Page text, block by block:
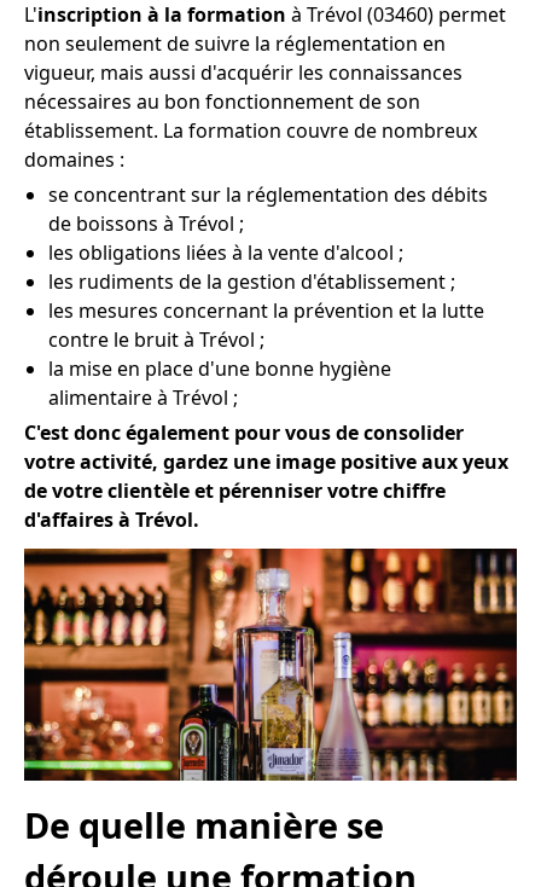
L'inscription à la formation à Trévol (03460) permet
non seulement de suivre la réglementation en
vigueur, mais aussi d'acquérir les connaissances
nécessaires au bon fonctionnement de son
établissement. La formation couvre de nombreux
domaines :
se concentrant sur la réglementation des débits
de boissons à Trévol ;
les obligations liées à la vente d'alcool ;
les rudiments de la gestion d'établissement ;
les mesures concernant la prévention et la lutte
contre le bruit à Trévol ;
la mise en place d'une bonne hygiène
alimentaire à Trévol ;
C'est donc également pour vous de consolider
votre activité, gardez une image positive aux yeux
de votre clientèle et pérenniser votre chiffre
d'affaires à Trévol.
De quelle manière se
déroule une formation